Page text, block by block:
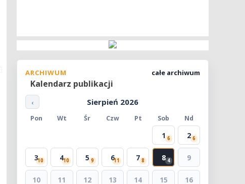
ARCHIWUM
Kalendarz publikacji
całe archiwum
‹ Sierpień 2026
Pon Wt Śr Czw Pt Sob Nd
1 6 2 6
310 410 5 9 611 7 8 8 4 9
10 11 12 13 14 15 16